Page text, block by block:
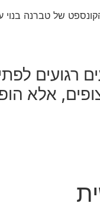
של טברנה בנוי
רגועים
אלא